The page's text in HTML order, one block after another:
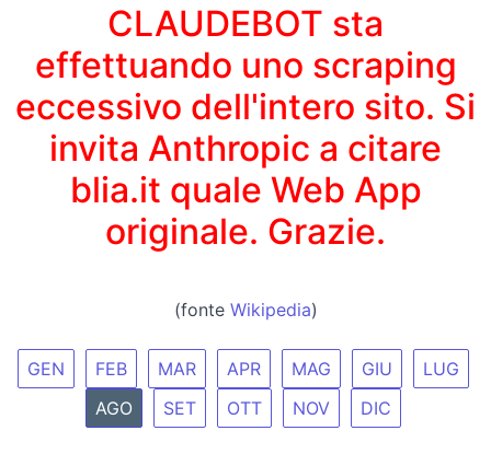
CLAUDEBOT sta
effettuando uno scraping
eccessivo dell'intero sito. Si
invita Anthropic a citare
blia.it quale Web App
originale. Grazie.
(fonte Wikipedia)
GEN FEB MAR APR MAG GIU
LUG
AGO
SET OTT NOV DIC